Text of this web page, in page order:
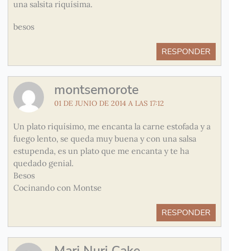
una salsita riquísima.
besos
RESPONDER
montsemorote
01 DE JUNIO DE 2014 A LAS 17:12
Un plato riquísimo, me encanta la carne estofada y a
fuego lento, se queda muy buena y con una salsa
estupenda, es un plato que me encanta y te ha
quedado genial.
Besos
Cocinando con Montse
RESPONDER